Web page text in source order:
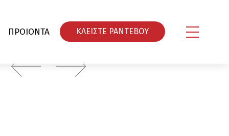
ΠΡΟΙΟΝΤΑ ΚΛΕΙΣΤΕ ΡΑΝΤΕΒΟY